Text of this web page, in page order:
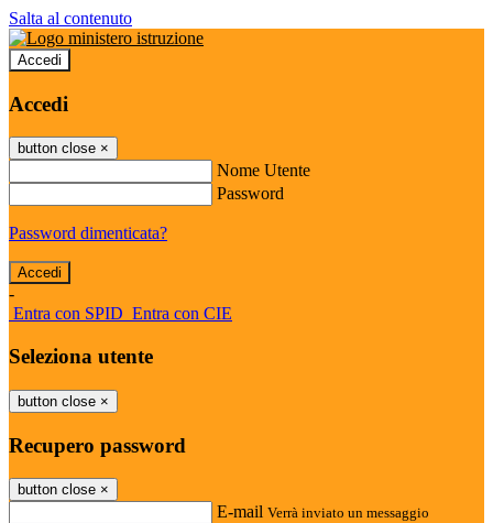
Salta al contenuto
Accedi
Accedi
button close ×
Nome Utente
Password
Password dimenticata?
-
Entra con SPID Entra con CIE
Seleziona utente
button close ×
Recupero password
button close ×
E-mail Verrà inviato un messaggio